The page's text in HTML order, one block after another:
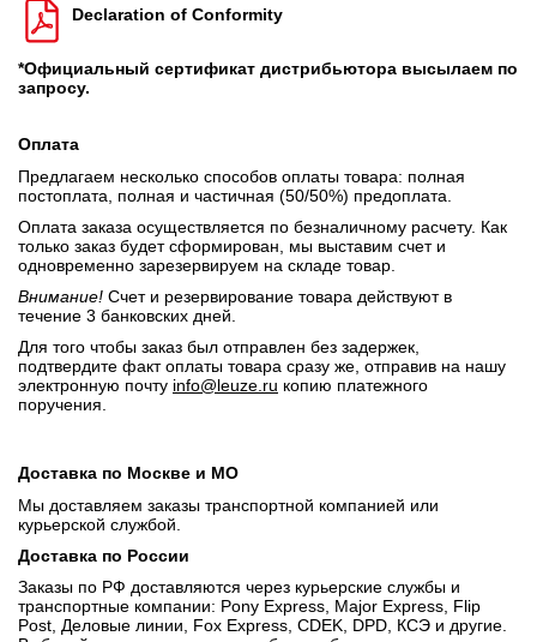
Declaration of Conformity
*Официальный сертификат дистрибьютора высылаем по
запросу.
Оплата
Предлагаем несколько способов оплаты товара: полная
постоплата, полная и частичная (50/50%) предоплата.
Оплата заказа осуществляется по безналичному расчету. Как
только заказ будет сформирован, мы выставим счет и
одновременно зарезервируем на складе товар.
Внимание! Счет и резервирование товара действуют в
течение 3 банковских дней.
Для того чтобы заказ был отправлен без задержек,
подтвердите факт оплаты товара сразу же, отправив на нашу
электронную почту info@leuze.ru копию платежного
поручения.
Доставка по Москве и МО
Мы доставляем заказы транспортной компанией или
курьерской службой.
Доставка по России
Заказы по РФ доставляются через курьерские службы и
транспортные компании: Pony Express, Major Express, Flip
Post, Деловые линии, Fox Express, CDEK, DPD, КСЭ и другие.